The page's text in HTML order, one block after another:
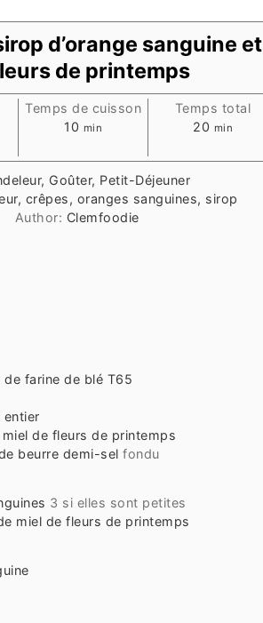
d’orange sanguine et
de printemps
Temps de cuisson
10 minutes
min
Temps total
20 minutes
min
Goûter, Petit-Déjeuner
crêpes, oranges sanguines, sirop
Author: Clemfoodie
de farine de blé T65
entier
de fleurs de printemps
beurre demi-sel fondu
3 si elles sont petites
miel de fleurs de printemps